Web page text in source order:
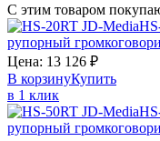
С этим товаром
рупорный
Цена: 13 126 ₽
В корзинуКупить
в 1 клик
рупорный